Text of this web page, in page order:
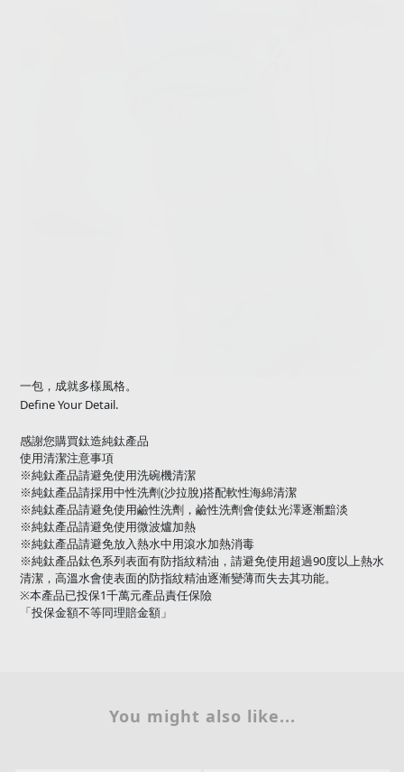
一包，成就多樣風格。
Define Your Detail.
感謝您購買鈦造純鈦產品
使用清潔注意事項
※純鈦產品請避免使用洗碗機清潔
※純鈦產品請採用中性洗劑(沙拉脫)搭配軟性海綿清潔
※純鈦產品請避免使用鹼性洗劑，鹼性洗劑會使鈦光澤逐漸黯淡
※純鈦產品請避免使用微波爐加熱
※純鈦產品請避免放入熱水中用滾水加熱消毒
※純鈦產品鈦色系列表面有防指紋精油，請避免使用超過90度以上熱水
清潔，高溫水會使表面的防指紋精油逐漸變薄而失去其功能。
※本產品已投保1千萬元產品責任保險
「投保金額不等同理賠金額」
You might also like...